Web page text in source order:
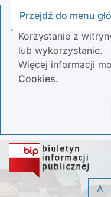
Przejdź do menu
Nasza strona
Korzystanie z
lub wykorzystanie.
Więcej informacji
Cookies.
A